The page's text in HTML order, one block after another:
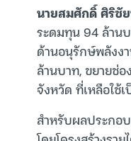
นายสมศักดิ์ ศิริชั
ระดมทุน 94 ล้าน
ด้านอนุรักษ์พลังง
ล้านบาท, ขยายช่อ
จังหวัด ที่เหลือใช้
สำหรับผลประกอ